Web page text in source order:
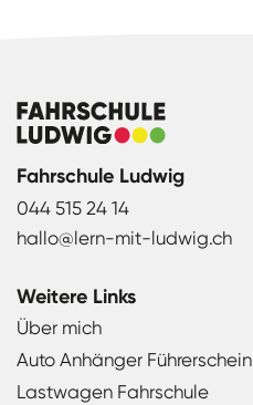
Fahrschule Ludwig
044 515 24 14
hallo@lern-mit-ludwig.ch
Weitere Links
Über mich
Auto Anhänger Führerschein
Lastwagen Fahrschule